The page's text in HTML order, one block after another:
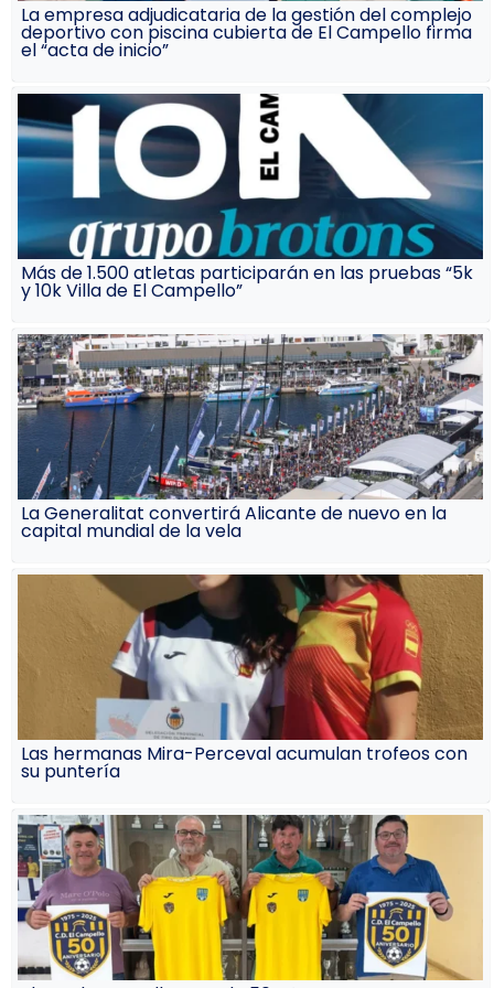
La empresa adjudicataria de la gestión del complejo
deportivo con piscina cubierta de El Campello firma
el “acta de inicio”
Más de 1.500 atletas participarán en las pruebas “5k
y 10k Villa de El Campello”
La Generalitat convertirá Alicante de nuevo en la
capital mundial de la vela
Las hermanas Mira-Perceval acumulan trofeos con
su puntería